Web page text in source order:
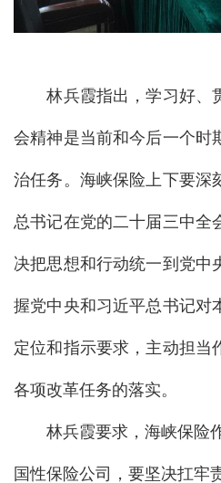
林兵霞指出，学习好、
会精神是当前和今后一个时
治任务。海峡保险上下要深
总书记在党的二十届三中全
决把思想和行动统一到党中
握党中央和习近平总书记对
定位和指示要求，主动担当
各项改革任务的落实。
林兵霞要求，海峡保险
国性保险公司，要坚决扛牢